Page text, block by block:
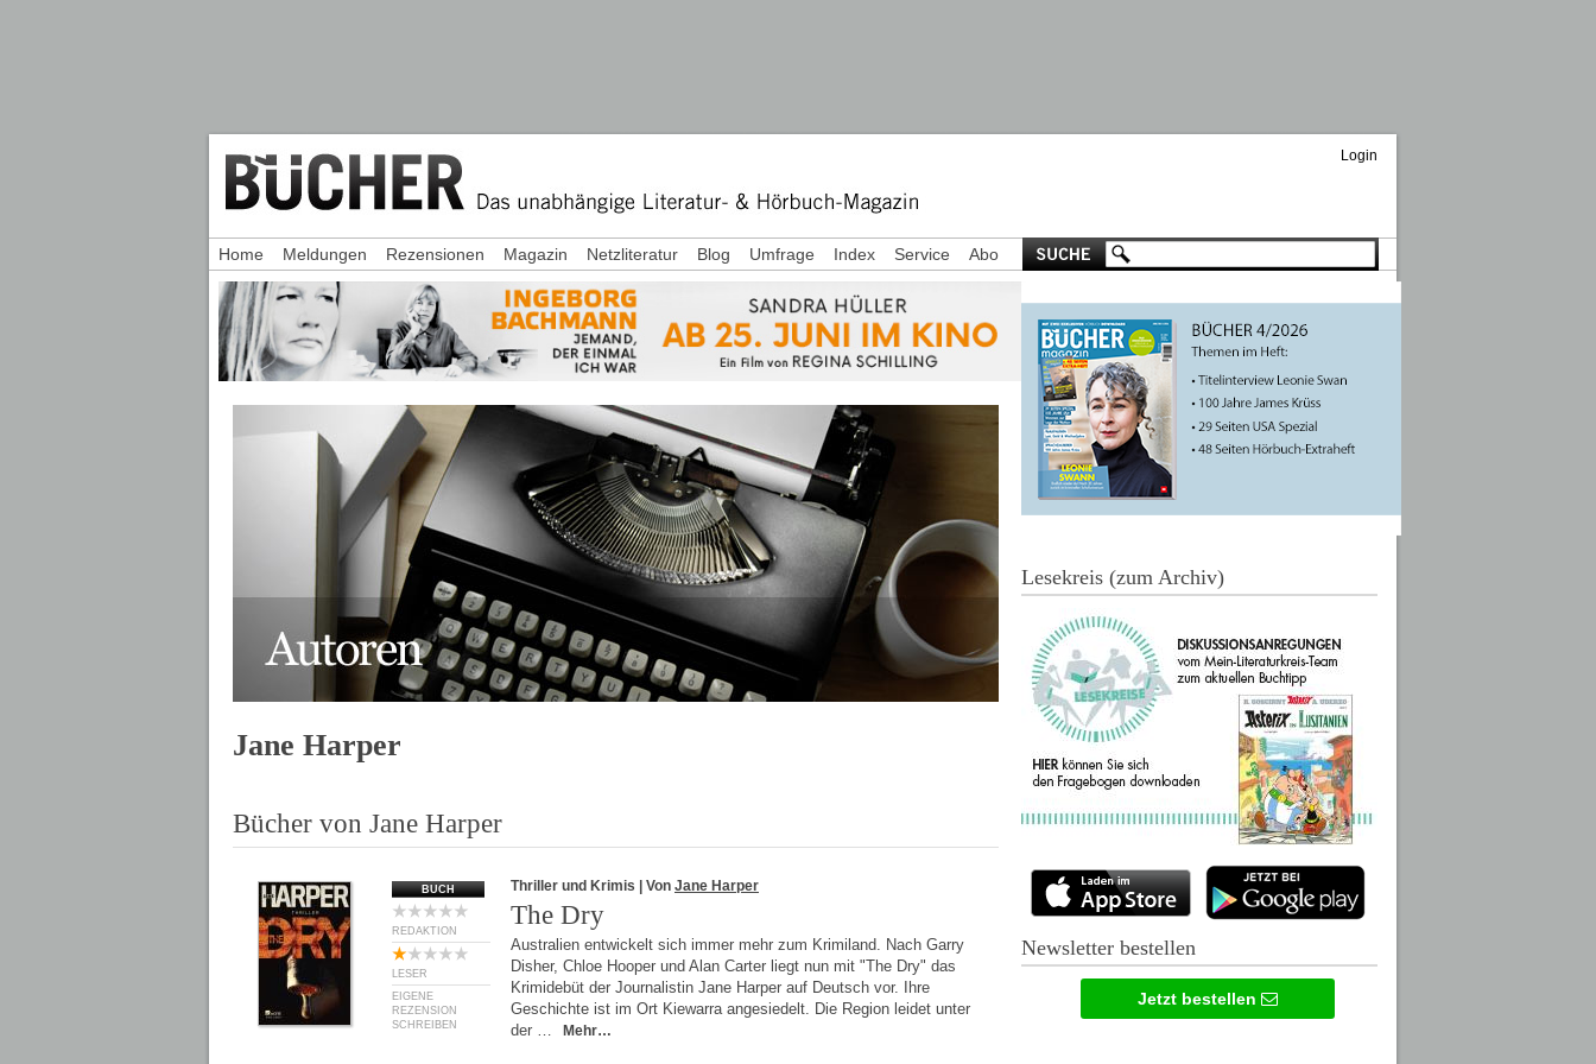
Login
Jane Harper
Bücher von Jane Harper
BUCH
REDAKTION
LESER
EIGENE
REZENSION
SCHREIBEN
Thriller und Krimis | Von Jane Harper
The Dry
Australien entwickelt sich immer mehr zum Krimiland. Nach Garry
Disher, Chloe Hooper und Alan Carter liegt nun mit "The Dry" das
Krimidebüt der Journalistin Jane Harper auf Deutsch vor. Ihre
Geschichte ist im Ort Kiewarra angesiedelt. Die Region leidet unter
der …
Mehr…
Home Meldungen Rezensionen Magazin Netzliteratur Blog Umfrage Index Service Abo
Lesekreis (zum Archiv)
Newsletter bestellen
Jetzt bestellen